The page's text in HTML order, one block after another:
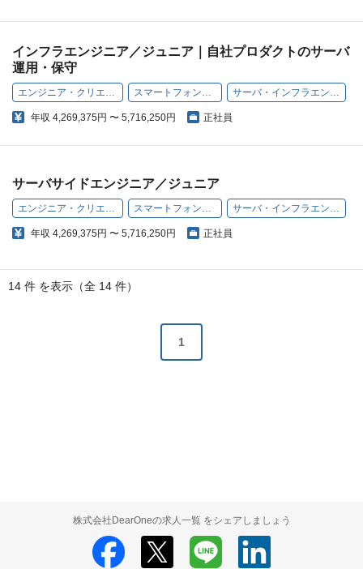
インフラエンジニア／ジュニア｜自社プロダクトのサーバ
運用・保守
エンジニア・クリエイター スマートフォンアプリ サーバ・インフラエンジニア
年収 4,269,375円 〜 5,716,250円 正社員
サーバサイドエンジニア／ジュニア
エンジニア・クリエイター スマートフォンアプリ サーバ・インフラエンジニア
年収 4,269,375円 〜 5,716,250円 正社員
14 件 を表示（全 14 件）
1
株式会社DearOneの求人一覧 をシェアしましょう